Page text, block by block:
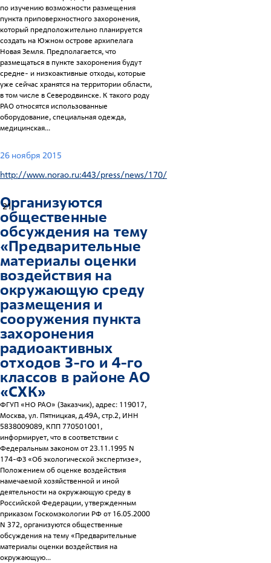
по изучению возможности размещения
пункта приповерхностного захоронения,
который предположительно планируется
создать на Южном острове архипелага
Новая Земля. Предполагается, что
размещаться в пункте захоронения будут
средне- и низкоактивные отходы, которые
уже сейчас хранятся на территории области,
в том числе в Северодвинске. К такого роду
РАО относятся использованные
оборудование, специальная одежда,
медицинская...
26 ноября 2015
http://www.norao.ru:443/press/news/170/
21
Организуются
общественные
обсуждения на тему
«Предварительные
материалы оценки
воздействия на
окружающую среду
размещения и
сооружения пункта
захоронения
радиоактивных
отходов 3-го и 4-го
классов в районе АО
«СХК»
ФГУП «НО РАО» (Заказчик), адрес: 119017,
Москва, ул. Пятницкая, д.49А, стр.2, ИНН
5838009089, КПП 770501001,
информирует, что в соответствии с
Федеральным законом от 23.11.1995 N
174-ФЗ «Об экологической экспертизе»,
Положением об оценке воздействия
намечаемой хозяйственной и иной
деятельности на окружающую среду в
Российской Федерации, утвержденным
приказом Госкомэкологии РФ от 16.05.2000
N 372, организуются общественные
обсуждения на тему «Предварительные
материалы оценки воздействия на
окружающую...